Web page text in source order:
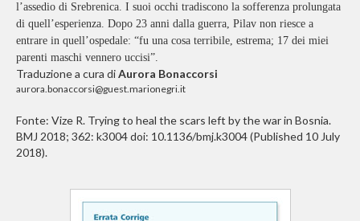
l’assedio di Srebrenica. I suoi occhi tradiscono la sofferenza prolungata
di quell’esperienza. Dopo 23 anni dalla guerra, Pilav non riesce a
entrare in quell’ospedale: “fu una cosa terribile, estrema; 17 dei miei
parenti maschi vennero uccisi”.
Traduzione a cura diAurora Bonaccorsi
aurora.bonaccorsi@guest.marionegri.it
Fonte: Vize R. Trying to heal the scars left by the war in Bosnia.
BMJ 2018; 362: k3004 doi: 10.1136/bmj.k3004 (Published 10 July
2018).